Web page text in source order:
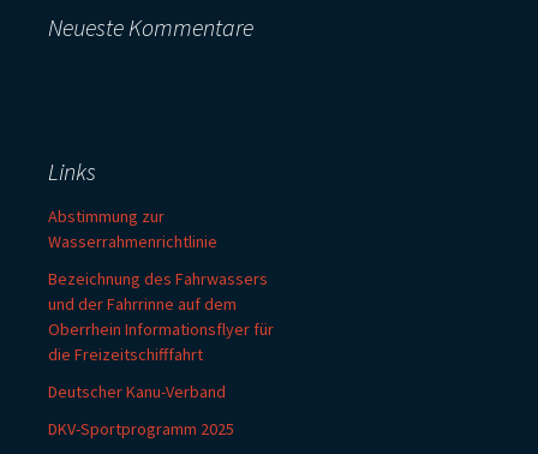
Neueste Kommentare
Links
Abstimmung zur
Wasserrahmenrichtlinie
Bezeichnung des Fahrwassers
und der Fahrrinne auf dem
Oberrhein Informationsflyer für
die Freizeitschifffahrt
Deutscher Kanu-Verband
DKV-Sportprogramm 2025